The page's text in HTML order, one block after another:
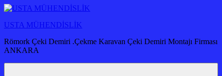
İçeriğe
USTA MÜHENDİSLİK
Römork Çeki Demiri .Çekme Karavan Çeki Demiri Montajı Firması
ANKARA